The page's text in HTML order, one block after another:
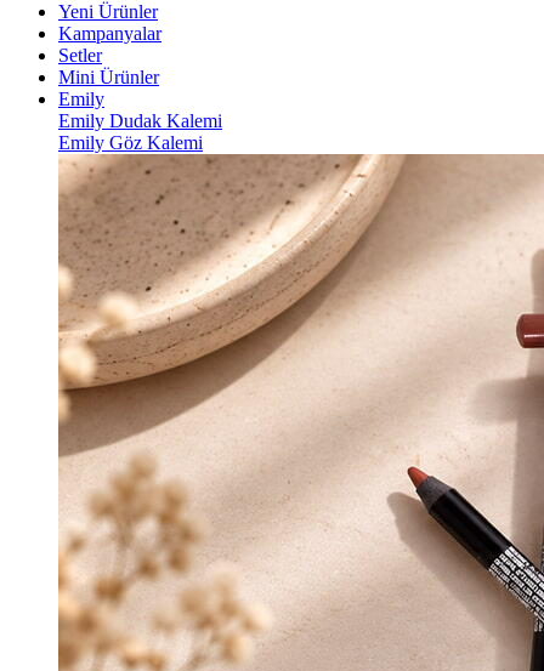
Yeni Ürünler
Kampanyalar
Setler
Mini Ürünler
Emily
Emily Dudak Kalemi
Emily Göz Kalemi